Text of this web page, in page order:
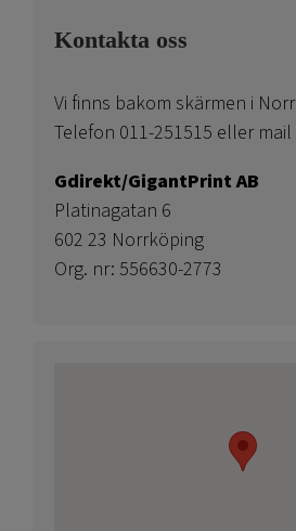
Kontakta oss
Vi finns bakom skärmen i
Telefon 011-251515 eller mail
Gdirekt/GigantPrint AB
Platinagatan 6
602 23 Norrköping
Org. nr: 556630-2773